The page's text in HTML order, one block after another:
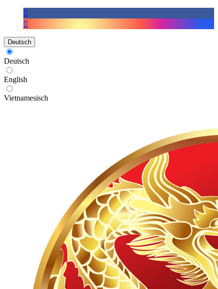
Deutsch
Deutsch
English
Vietnamesisch